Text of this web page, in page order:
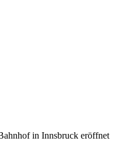
in Innsbruck eröffnet